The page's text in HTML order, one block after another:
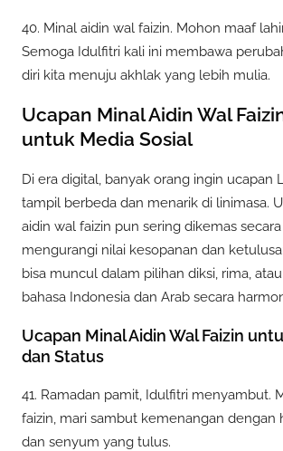
40. Minal aidin wal faizin. Mohon maaf
Semoga Idulfitri kali ini membawa
diri kita menuju akhlak yang lebih mulia.
Ucapan Minal Aidin Wal
untuk Media Sosial
Di era digital, banyak orang ingin ucapan
tampil berbeda dan menarik di linimasa.
aidin wal faizin pun sering dikemas
mengurangi nilai kesopanan dan
bisa muncul dalam pilihan diksi, rima,
bahasa Indonesia dan Arab secara
Ucapan Minal Aidin Wal Faizin
dan Status
41. Ramadan pamit, Idulfitri menyambut.
faizin, mari sambut kemenangan dengan
dan senyum yang tulus.